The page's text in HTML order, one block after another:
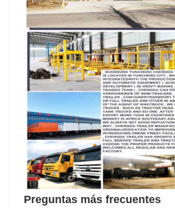
Preguntas más frecuentes